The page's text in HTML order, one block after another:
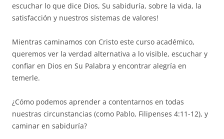
escuchar lo que dice Dios, Su sabiduría, sobre la vida, la
satisfacción y nuestros sistemas de valores!
Mientras caminamos con Cristo este curso académico,
queremos ver la verdad alternativa a lo visible, escuchar y
confiar en Dios en Su Palabra y encontrar alegría en
temerle.
¿Cómo podemos aprender a contentarnos en todas
nuestras circunstancias (como Pablo, Filipenses 4:11-12), y
caminar en sabiduría?